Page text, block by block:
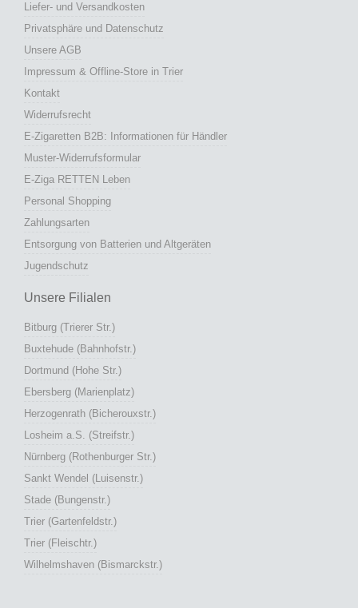
Liefer- und Versandkosten
Privatsphäre und Datenschutz
Unsere AGB
Impressum & Offline-Store in Trier
Kontakt
Widerrufsrecht
E-Zigaretten B2B: Informationen für Händler
Muster-Widerrufsformular
E-Ziga RETTEN Leben
Personal Shopping
Zahlungsarten
Entsorgung von Batterien und Altgeräten
Jugendschutz
Unsere Filialen
Bitburg (Trierer Str.)
Buxtehude (Bahnhofstr.)
Dortmund (Hohe Str.)
Ebersberg (Marienplatz)
Herzogenrath (Bicherouxstr.)
Losheim a.S. (Streifstr.)
Nürnberg (Rothenburger Str.)
Sankt Wendel (Luisenstr.)
Stade (Bungenstr.)
Trier (Gartenfeldstr.)
Trier (Fleischtr.)
Wilhelmshaven (Bismarckstr.)